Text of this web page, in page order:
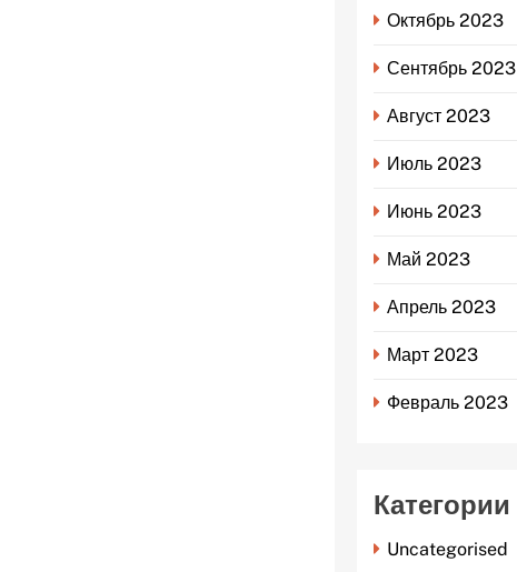
Октябрь 2023
Сентябрь 2023
Август 2023
Июль 2023
Июнь 2023
Май 2023
Апрель 2023
Март 2023
Февраль 2023
Категории
Uncategorised